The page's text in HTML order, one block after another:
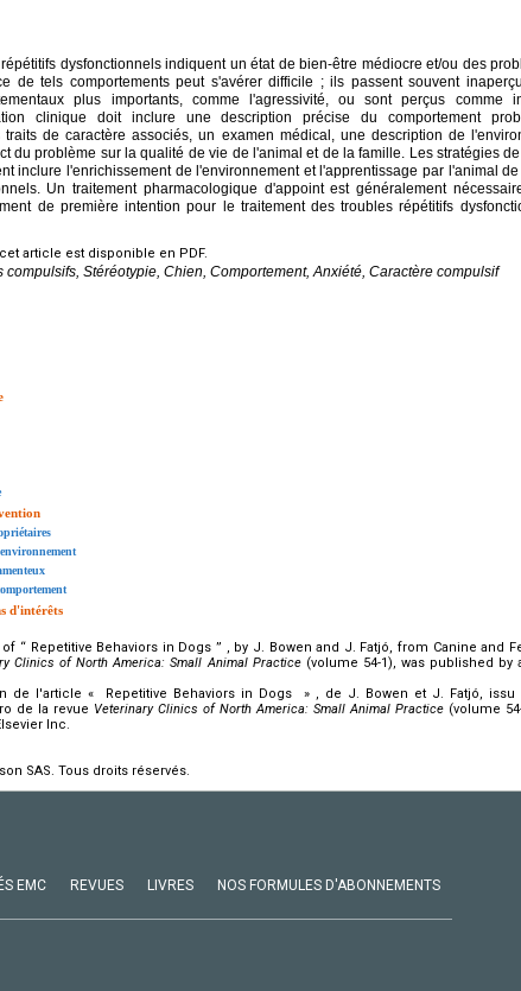
dysfonctionnels indiquent un état de bien-être médiocre et/ou des
de tels comportements peut s'avérer difficile ; ils passent souvent
plus importants, comme l'agressivité, ou sont perçus comme
clinique doit inclure une description précise du comportement
traits de caractère associés, un examen médical, une description de
du problème sur la qualité de vie de l'animal et de la famille. Les stratégies
inclure l'enrichissement de l'environnement et l'apprentissage par l'animal
Un traitement pharmacologique d'appoint est généralement
de première intention pour le traitement des troubles répétitifs
article est disponible en PDF.
compulsifs, Stéréotypie, Chien, Comportement, Anxiété, Caractère compulsif
d'intérêts
“ Repetitive Behaviors in Dogs ” , by J. Bowen and J. Fatjó, from Canine and
Clinics of North America: Small Animal Practice(volume 54-1), was published by
de l'article « Repetitive Behaviors in Dogs » , de J. Bowen et J. Fatjó, issu
de la revue Veterinary Clinics of North America: Small Animal Practice (volume
Inc.
SAS. Tous droits réservés.
EMC REVUES LIVRES NOS FORMULES D'ABONNEMENTS